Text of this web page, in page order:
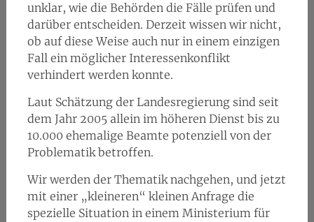
unklar, wie die Behörden die Fälle prüfen und
darüber entscheiden. Derzeit wissen wir nicht,
ob auf diese Weise auch nur in einem einzigen
Fall ein möglicher Interessenkonflikt
verhindert werden konnte.
Laut Schätzung der Landesregierung sind seit
dem Jahr 2005 allein im höheren Dienst bis zu
10.000 ehemalige Beamte potenziell von der
Problematik betroffen.
Wir werden der Thematik nachgehen, und jetzt
mit einer „kleineren“ kleinen Anfrage die
spezielle Situation in einem Ministerium für